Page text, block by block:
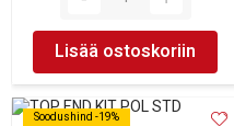
Lisää ostoskoriin
Soodushind -19%
Soodushind -19%